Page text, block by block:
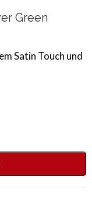
Green
Satin Touch und